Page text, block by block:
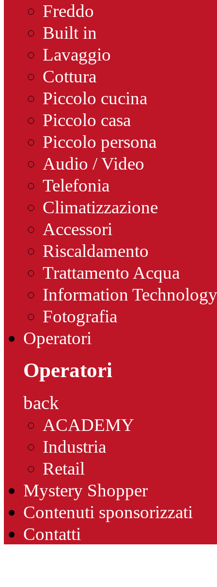
Freddo
Built in
Lavaggio
Cottura
Piccolo cucina
Piccolo casa
Piccolo persona
Audio / Video
Telefonia
Climatizzazione
Accessori
Riscaldamento
Trattamento Acqua
Information Technology
Fotografia
Operatori
Operatori
back
ACADEMY
Industria
Retail
Mystery Shopper
Contenuti sponsorizzati
Contatti